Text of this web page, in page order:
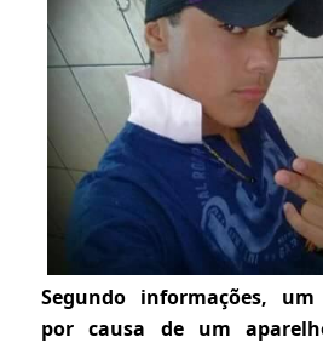
Segundo informações,
por causa de um